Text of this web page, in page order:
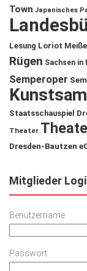
Town Japanisches
Lesung Loriot
Rügen Sachsen in
Semperoper
Staatsschauspiel
Theater
Dresden-Bautzen
Mitglieder
Benutzername
Passwort